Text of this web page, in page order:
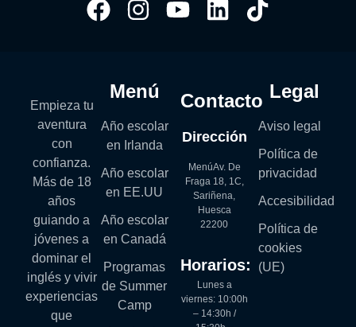
Empieza tu
aventura
con
confianza.
Más de 18
años
guiando a
jóvenes a
dominar el
inglés y vivir
experiencias
que
Menú
Año escolar
en Irlanda
Año escolar
en EE.UU
Año escolar
en Canadá
Programas
de Summer
Camp
Contacto
Dirección
MenúAv. De
Fraga 18, 1C,
Sariñena,
Huesca
22200
Horarios:
Lunes a
viernes: 10:00h
– 14:30h /
Legal
Aviso legal
Política de
privacidad
Accesibilidad
Política de
cookies
(UE)